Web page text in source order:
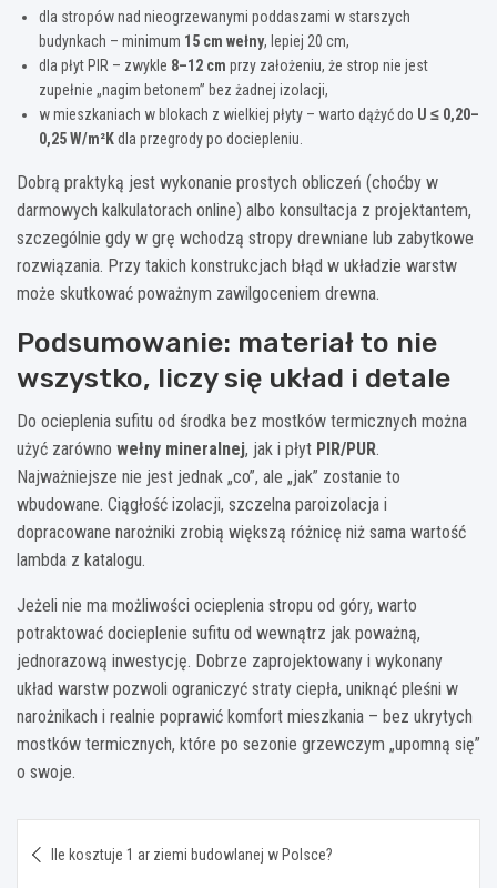
dla stropów nad nieogrzewanymi poddaszami w starszych
budynkach – minimum 15 cm wełny, lepiej 20 cm,
dla płyt PIR – zwykle 8–12 cm przy założeniu, że strop nie jest
zupełnie „nagim betonem” bez żadnej izolacji,
w mieszkaniach w blokach z wielkiej płyty – warto dążyć do U ≤ 0,20–
0,25 W/m²Kdla przegrody po dociepleniu.
Dobrą praktyką jest wykonanie prostych obliczeń (choćby w
darmowych kalkulatorach online) albo konsultacja z projektantem,
szczególnie gdy w grę wchodzą stropy drewniane lub zabytkowe
rozwiązania. Przy takich konstrukcjach błąd w układzie warstw
może skutkować poważnym zawilgoceniem drewna.
Podsumowanie: materiał to nie
wszystko, liczy się układ i detale
Do ocieplenia sufitu od środka bez mostków termicznych można
użyć zarówno wełny mineralnej, jak i płyt PIR/PUR.
Najważniejsze nie jest jednak „co”, ale „jak” zostanie to
wbudowane. Ciągłość izolacji, szczelna paroizolacja i
dopracowane narożniki zrobią większą różnicę niż sama wartość
lambda z katalogu.
Jeżeli nie ma możliwości ocieplenia stropu od góry, warto
potraktować docieplenie sufitu od wewnątrz jak poważną,
jednorazową inwestycję. Dobrze zaprojektowany i wykonany
układ warstw pozwoli ograniczyć straty ciepła, uniknąć pleśni w
narożnikach i realnie poprawić komfort mieszkania – bez ukrytych
mostków termicznych, które po sezonie grzewczym „upomną się”
o swoje.
wpisu
Ile kosztuje 1 ar ziemi budowlanej w Polsce?